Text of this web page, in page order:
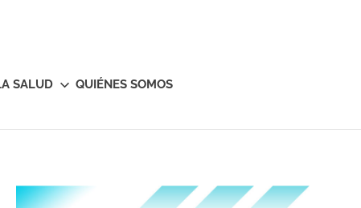
SALUD QUIÉNES SOMOS